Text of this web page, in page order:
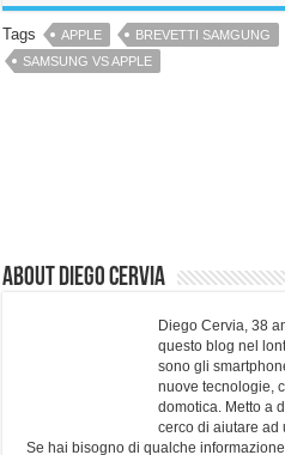
Tags APPLE BREVETTI SAMGUNG
SAMSUNG VS APPLE
About Diego Cervia
Diego Cervia, 38
questo blog nel
sono gli
nuove tecnologie,
domotica. Metto a
cerco di aiutare ad
Se hai bisogno di qualche